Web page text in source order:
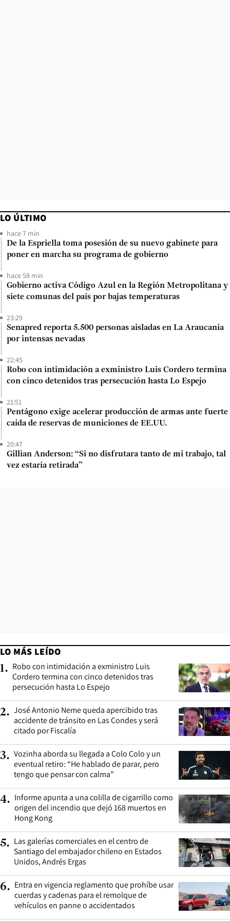
LO ÚLTIMO
hace 7 min
De la Espriella toma posesión de su nuevo gabinete para
poner en marcha su programa de gobierno
hace 58 min
Gobierno activa Código Azul en la Región Metropolitana y
siete comunas del país por bajas temperaturas
23:29
Senapred reporta 5.500 personas aisladas en La Araucanía
por intensas nevadas
22:45
Robo con intimidación a exministro Luis Cordero termina
con cinco detenidos tras persecución hasta Lo Espejo
21:51
Pentágono exige acelerar producción de armas ante fuerte
caída de reservas de municiones de EE.UU.
20:47
Gillian Anderson: “Si no disfrutara tanto de mi trabajo, tal
vez estaría retirada”
LO MÁS LEÍDO
1. Robo con intimidación a exministro Luis
Cordero termina con cinco detenidos tras
persecución hasta Lo Espejo
2. José Antonio Neme queda apercibido tras
accidente de tránsito en Las Condes y será
citado por Fiscalía
3. Vozinha aborda su llegada a Colo Colo y un
eventual retiro: “He hablado de parar, pero
tengo que pensar con calma”
4. Informe apunta a una colilla de cigarrillo como
origen del incendio que dejó 168 muertos en
Hong Kong
5. Las galerías comerciales en el centro de
Santiago del embajador chileno en Estados
Unidos, Andrés Ergas
6. Entra en vigencia reglamento que prohíbe usar
cuerdas y cadenas para el remolque de
vehículos en panne o accidentados